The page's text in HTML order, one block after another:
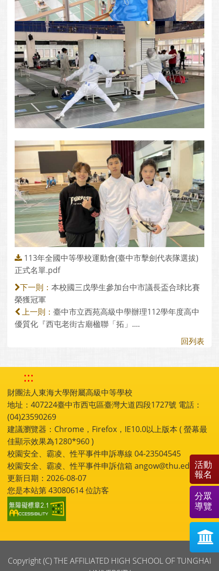
113年全國中等學校運動會(臺中市擊劍代表隊選拔)
正式名單.pdf
下一則： 本校國三戊學生參加台中市議長盃合球比賽
榮獲冠軍
上一則： 臺中市立西苑高級中學辦理112學年度高中
優質化『西屯老街古廟楹聯「拓」....
回列表
:::
財團法人東海大學附屬高級中等學校
地址：407224臺中市西屯區臺灣大道四段1727號 電話：
(04)23590269
建議瀏覽器：Chrome，Firefox，IE10.0以上版本 ( 螢幕最
佳顯示效果為1280*960 )
校園安全、霸凌、性平事件申訴專線 04-23504545
校園安全、霸凌、性平事件申訴信箱 angow@thu.edu.tw
更新日期：2026-08-07
您是本站第43080614位訪客
Copyright (C) THE AFFILIATED HIGH SCHOOL OF TUNGHAI
活動
報名
分眾
導覽